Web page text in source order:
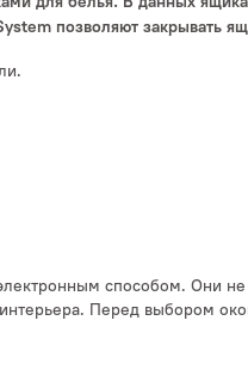
позволяют закрывать
способом. Они
Перед выбором